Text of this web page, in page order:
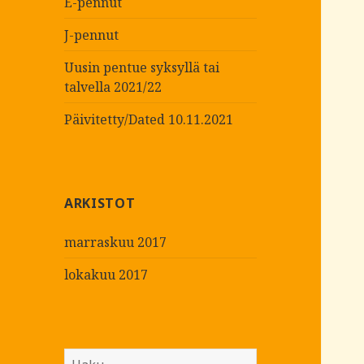
J-pennut
Uusin pentue syksyllä tai
talvella 2021/22
Päivitetty/Dated 10.11.2021
ARKISTOT
marraskuu 2017
lokakuu 2017
H